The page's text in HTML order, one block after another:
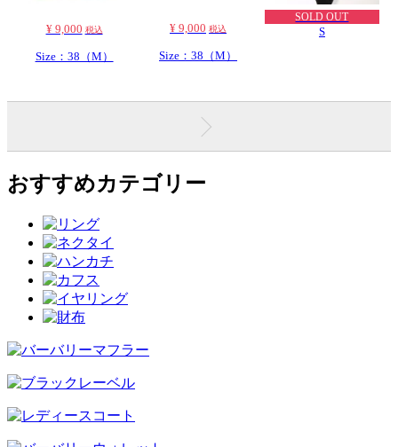
¥ 9,000 税込
Size：38（M）
¥ 9,000 税込
Size：38（M）
SOLD OUT
S
おすすめカテゴリー